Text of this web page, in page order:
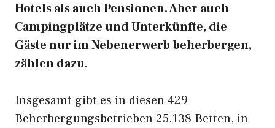
Hotels als auch Pensionen. Aber auch
Campingplätze und Unterkünfte, die
Gäste nur im Nebenerwerb beherbergen,
zählen dazu.
Insgesamt gibt es in diesen 429
Beherbergungsbetrieben 25.138 Betten, in